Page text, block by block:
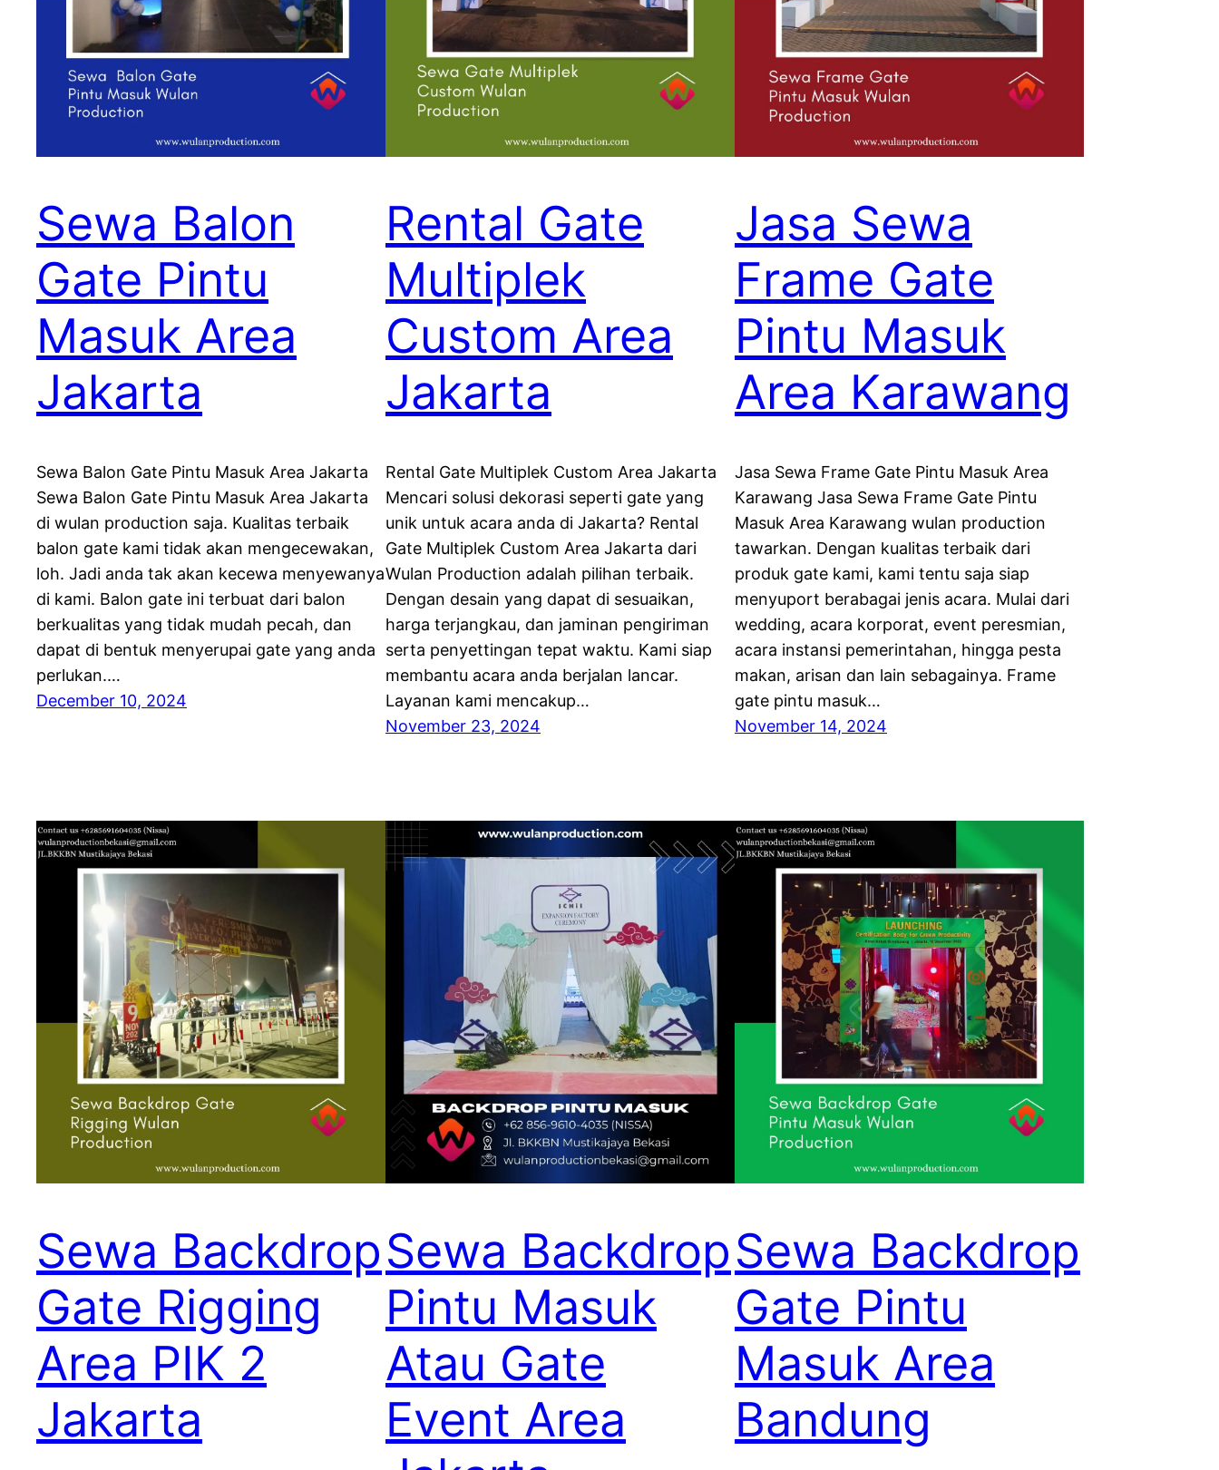
Sewa Balon
Gate Pintu
Masuk Area
Jakarta
Sewa Balon Gate Pintu Masuk Area Jakarta
Sewa Balon Gate Pintu Masuk Area Jakarta
di wulan production saja. Kualitas terbaik
balon gate kami tidak akan mengecewakan,
loh. Jadi anda tak akan kecewa menyewanya
di kami. Balon gate ini terbuat dari balon
berkualitas yang tidak mudah pecah, dan
dapat di bentuk menyerupai gate yang anda
perlukan.…
December 10, 2024
Rental Gate
Multiplek
Custom Area
Jakarta
Rental Gate Multiplek Custom Area Jakarta
Mencari solusi dekorasi seperti gate yang
unik untuk acara anda di Jakarta? Rental
Gate Multiplek Custom Area Jakarta dari
Wulan Production adalah pilihan terbaik.
Dengan desain yang dapat di sesuaikan,
harga terjangkau, dan jaminan pengiriman
serta penyettingan tepat waktu. Kami siap
membantu acara anda berjalan lancar.
Layanan kami mencakup…
November 23, 2024
Jasa Sewa
Frame Gate
Pintu Masuk
Area Karawang
Jasa Sewa Frame Gate Pintu Masuk Area
Karawang Jasa Sewa Frame Gate Pintu
Masuk Area Karawang wulan production
tawarkan. Dengan kualitas terbaik dari
produk gate kami, kami tentu saja siap
menyuport berabagai jenis acara. Mulai dari
wedding, acara korporat, event peresmian,
acara instansi pemerintahan, hingga pesta
makan, arisan dan lain sebagainya. Frame
gate pintu masuk…
November 14, 2024
Sewa Backdrop
Gate Rigging
Area PIK 2
Jakarta
Sewa Backdrop
Pintu Masuk
Atau Gate
Event Area
Sewa Backdrop
Gate Pintu
Masuk Area
Bandung